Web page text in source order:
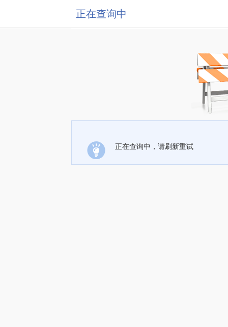
正在查询中
正在查询中，请刷新重试